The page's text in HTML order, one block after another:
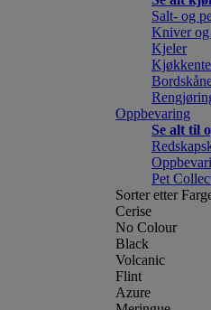
Salt- og
Kniver og
Kjeler
Oppbevaring
Se alt til
Pet
Sorter etter
Cerise
No Colour
Black
Volcanic
Flint
Azure